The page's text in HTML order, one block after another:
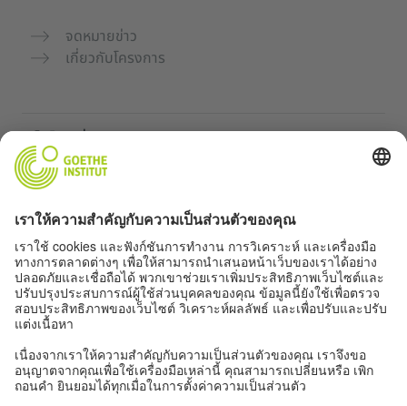
จดหมายข่าว
เกี่ยวกับโครงการ
เว็บไซต์เพิ่มเติม
ฝึกภาษาเยอรมันฟรี
หลักสูตรภาษาเยอรมันของ Goethe-Institut
พอร์ทัลสำหรับครู “Deutschstunde”
ความเป็นส่วนตัวและการเข้าถึง
การตั้งค่าความเป็นส่วนตัว